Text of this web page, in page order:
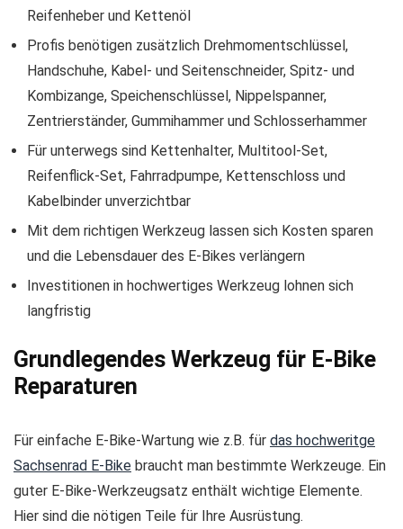
Reifenheber und Kettenöl
Profis benötigen zusätzlich Drehmomentschlüssel,
Handschuhe, Kabel- und Seitenschneider, Spitz- und
Kombizange, Speichenschlüssel, Nippelspanner,
Zentrierständer, Gummihammer und Schlosserhammer
Für unterwegs sind Kettenhalter, Multitool-Set,
Reifenflick-Set, Fahrradpumpe, Kettenschloss und
Kabelbinder unverzichtbar
Mit dem richtigen Werkzeug lassen sich Kosten sparen
und die Lebensdauer des E-Bikes verlängern
Investitionen in hochwertiges Werkzeug lohnen sich
langfristig
Grundlegendes Werkzeug für E-Bike
Reparaturen
Für einfache E-Bike-Wartung wie z.B. für das hochweritge
Sachsenrad E-Bike braucht man bestimmte Werkzeuge. Ein
guter E-Bike-Werkzeugsatz enthält wichtige Elemente.
Hier sind die nötigen Teile für Ihre Ausrüstung.